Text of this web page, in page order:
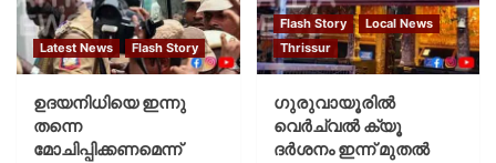
Latest News Flash Story
ഉദയനിധിയെ ഇന്നു
തന്നെ
മോചിപ്പിക്കണമെന്ന്
Flash Story
Local News
Thrissur
ഗുരുവായൂരില്‍
വെര്‍ച്വല്‍ ക്യൂ
ദര്‍ശനം ഇന്ന് മുതല്‍